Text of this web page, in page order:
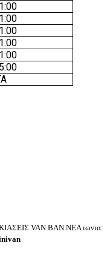
00
00
00
00
00
:00
VAN ΒΑΝ ΝΕΑ ιωνια: